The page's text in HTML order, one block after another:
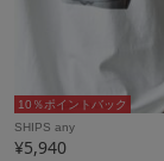
10％ポイントバック
SHIPS any
¥5,940